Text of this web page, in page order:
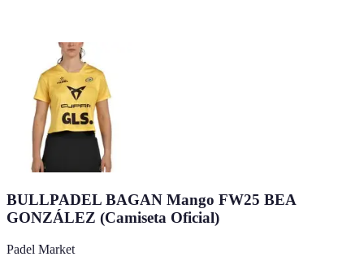
BULLPADEL BAGAN Mango FW25 BEA
GONZÁLEZ (Camiseta Oficial)
Padel Market